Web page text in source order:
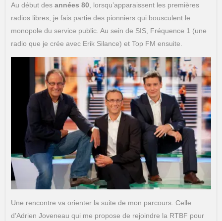
Au début des années 80 , lorsqu’apparaissent les premières
radios libres, je fais partie des pionniers qui bousculent le
monopole du service public. Au sein de SIS, Fréquence 1 (une
radio que je crée avec Erik Silance) et Top FM ensuite.
Une rencontre va orienter la suite de mon parcours. Celle
d’Adrien Joveneau qui me propose de rejoindre la RTBF pour